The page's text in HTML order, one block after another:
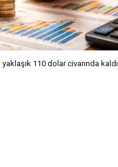
110 dolar civarında kaldı